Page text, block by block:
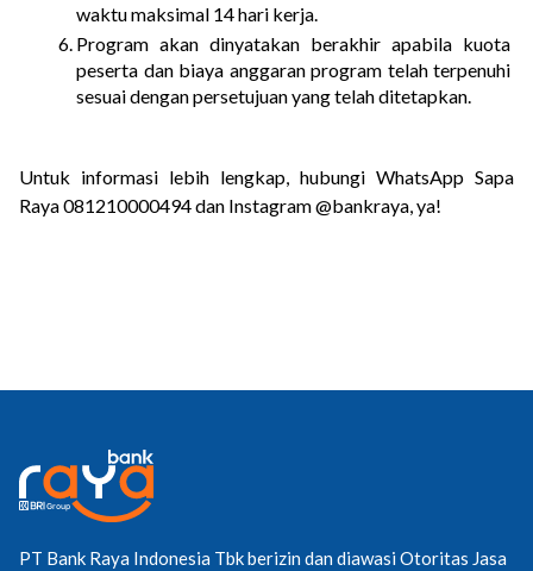
waktu maksimal 14 hari kerja.
Program akan dinyatakan berakhir apabila kuota
peserta dan biaya anggaran program telah terpenuhi
sesuai dengan persetujuan yang telah ditetapkan.
Untuk informasi lebih lengkap, hubungi WhatsApp Sapa
Raya 081210000494 dan Instagram @bankraya, ya!
PT Bank Raya Indonesia Tbk berizin dan diawasi Otoritas Jasa